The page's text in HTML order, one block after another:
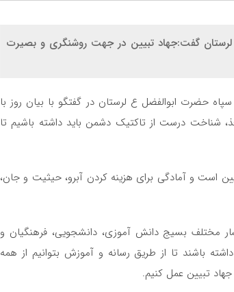
گفت:جهاد تبیین در جهت روشنگری و بصیرت
حضرت ابوالفضل ع لرستان در گفتگو با بیان روز با
شناخت درست از تاکتیک دشمن باید داشته باشیم تا
است و آمادگی برای هزینه کردن آبرو، حیثیت و جان،
مختلف بسیج دانش آموزی، دانشجویی، فرهنگیان و
باشند تا از طریق رسانه و آموزش بتوانیم از همه
تبیین عمل کنیم.